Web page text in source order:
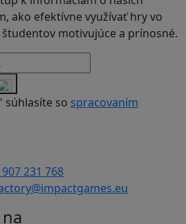
ako efektívne využívať hry vo
motivujúce a prínosné.
súhlasíte so spracovaním
231 768